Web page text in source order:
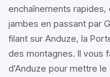
enchaînements rapides,
jambes en passant par
filant sur Anduze, la
des montagnes. Il vous
d'Anduze pour mettre